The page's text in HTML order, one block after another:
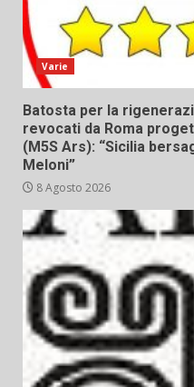
Varie
Batosta per la
revocati da Roma
(M5S Ars): “Sicilia
Meloni”
8 Agosto 2026